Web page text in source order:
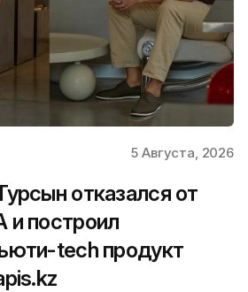
5 Августа, 2026
отказался от
и построил
tech продукт